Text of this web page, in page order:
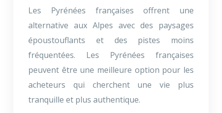
Les Pyrénées françaises offrent une
alternative aux Alpes avec des paysages
époustouflants et des pistes moins
fréquentées. Les Pyrénées françaises
peuvent être une meilleure option pour les
acheteurs qui cherchent une vie plus
tranquille et plus authentique.